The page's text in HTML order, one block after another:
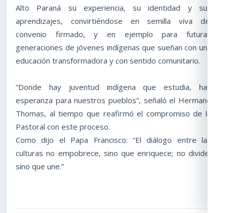
Alto Paraná su experiencia, su identidad y sus
aprendizajes, convirtiéndose en semilla viva del
convenio firmado, y en ejemplo para futuras
generaciones de jóvenes indígenas que sueñan con una
educación transformadora y con sentido comunitario.
“Donde hay juventud indígena que estudia, hay
esperanza para nuestros pueblos”, señaló el Hermano
Thomas, al tiempo que reafirmó el compromiso de la
Pastoral con este proceso.
Como dijo el Papa Francisco: “El diálogo entre las
culturas no empobrece, sino que enriquece; no divide,
sino que une.”